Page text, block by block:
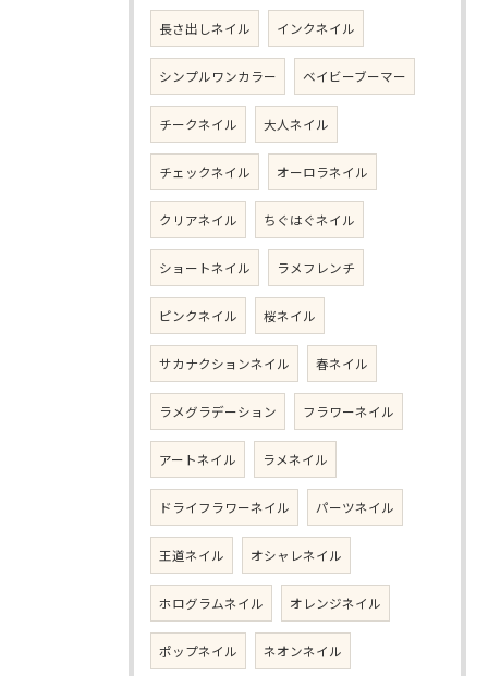
長さ出しネイル インクネイル
シンプルワンカラー ベイビーブーマー
チークネイル 大人ネイル
チェックネイル オーロラネイル
クリアネイル ちぐはぐネイル
ショートネイル ラメフレンチ
ピンクネイル 桜ネイル
サカナクションネイル 春ネイル
ラメグラデーション フラワーネイル
アートネイル ラメネイル
ドライフラワーネイル パーツネイル
王道ネイル オシャレネイル
ホログラムネイル オレンジネイル
ポップネイル ネオンネイル